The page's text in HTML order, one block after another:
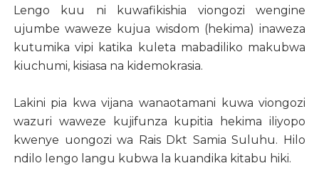
Lengo kuu ni kuwafikishia viongozi wengine
ujumbe waweze kujua wisdom (hekima) inaweza
kutumika vipi katika kuleta mabadiliko makubwa
kiuchumi, kisiasa na kidemokrasia.
Lakini pia kwa vijana wanaotamani kuwa viongozi
wazuri waweze kujifunza kupitia hekima iliyopo
kwenye uongozi wa Rais Dkt Samia Suluhu. Hilo
ndilo lengo langu kubwa la kuandika kitabu hiki.